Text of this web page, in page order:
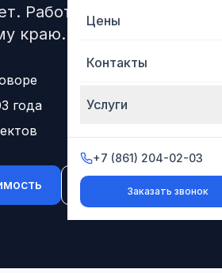
Цены
Контакты
Услуги
+7 (861) 204-02-03
Заказать звонок
Цены
Контакты
Услуги
+7 (861) 204-02-03
Заказать звонок
Работаем по всему
краю.
года
Наши работы